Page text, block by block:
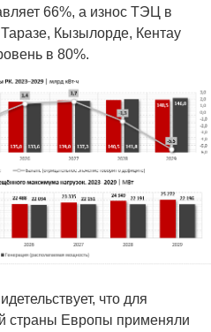
66%, а износ ТЭЦ в
Кызылорде, Кентау
в 80%.
что для
страны Европы применяли